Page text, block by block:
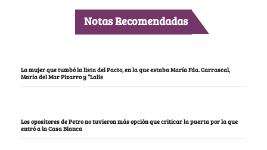
Notas Recomendadas
La mujer que tumbó la lista del Pacto, en la que estaba María Fda. Carrascal,
María del Mar Pizarro y “Lalis
Los opositores de Petro no tuvieron más opción que criticar la puerta por la que
entró a la Casa Blanca